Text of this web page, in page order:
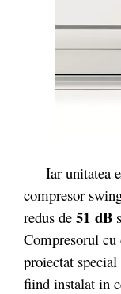
Iar unitatea
compresor
redus de 51 dB
Compresorul cu
proiectat
fiind instalat in